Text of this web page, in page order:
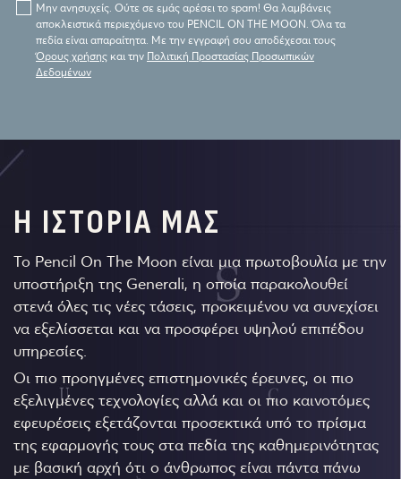
Μην ανησυχείς. Ούτε σε εμάς αρέσει το spam! Θα λαμβάνεις
αποκλειστικά περιεχόμενο του PENCIL ON THE MOON. Όλα τα
πεδία είναι απαραίτητα. Με την εγγραφή σου αποδέχεσαι τους
Όρους χρήσης και την Πολιτική Προστασίας Προσωπικών
Δεδομένων
Η ΙΣΤΟΡΙΑ ΜΑΣ
Το Pencil On The Moon είναι μια πρωτοβουλία με την
υποστήριξη της Generali, η οποία παρακολουθεί
στενά όλες τις νέες τάσεις, προκειμένου να συνεχίσει
να εξελίσσεται και να προσφέρει υψηλού επιπέδου
υπηρεσίες.
Οι πιο προηγμένες επιστημονικές έρευνες, οι πιο
εξελιγμένες τεχνολογίες αλλά και οι πιο καινοτόμες
εφευρέσεις εξετάζονται προσεκτικά υπό το πρίσμα
της εφαρμογής τους στα πεδία της καθημερινότητας
με βασική αρχή ότι ο άνθρωπος είναι πάντα πάνω